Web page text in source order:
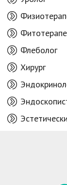
Флеболог
Хирург